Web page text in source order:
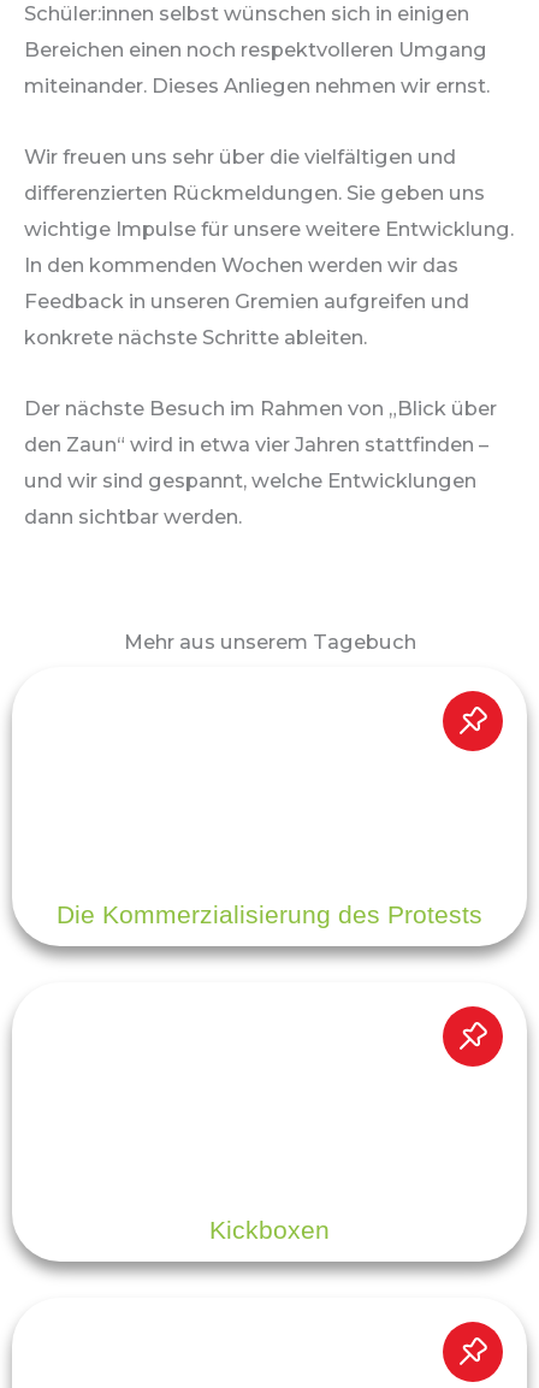
Schüler:innen selbst wünschen sich in einigen
Bereichen einen noch respektvolleren Umgang
miteinander. Dieses Anliegen nehmen wir ernst.
Wir freuen uns sehr über die vielfältigen und
differenzierten Rückmeldungen. Sie geben uns
wichtige Impulse für unsere weitere Entwicklung.
In den kommenden Wochen werden wir das
Feedback in unseren Gremien aufgreifen und
konkrete nächste Schritte ableiten.
Der nächste Besuch im Rahmen von „Blick über
den Zaun“ wird in etwa vier Jahren stattfinden –
und wir sind gespannt, welche Entwicklungen
dann sichtbar werden.
Mehr aus unserem Tagebuch
Die Kommerzialisierung des Protests
Kickboxen